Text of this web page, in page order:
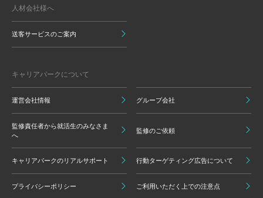
人材会社様へ
送客サービスのご案内
キャリアパークについて
運営会社情報 グループ会社
監修責任者から就活生のみなさま
へ
監修のご依頼
キャリアパークのリアルサポート 行動ターゲティング広告について
プライバシーポリシー ご利用いただく上での注意点